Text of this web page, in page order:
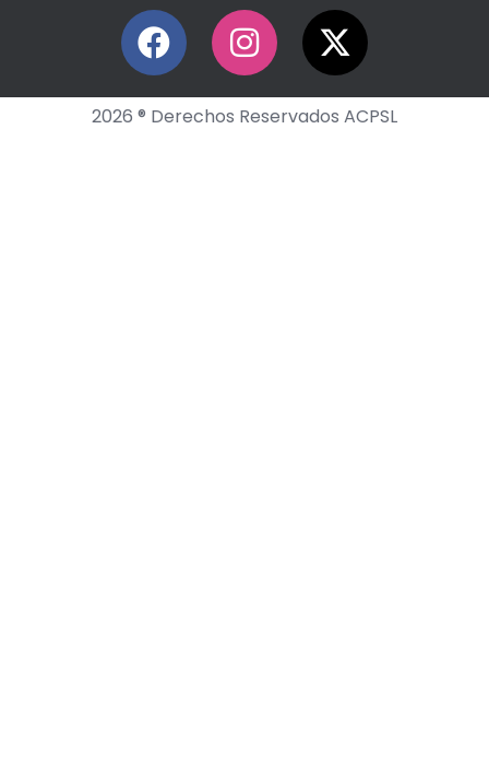
2026 ® Derechos Reservados ACPSL